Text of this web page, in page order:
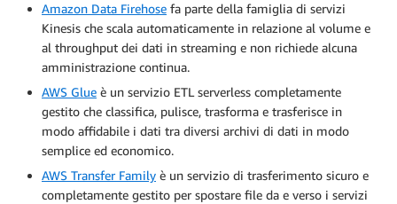
Amazon Data Firehose fa parte della famiglia di servizi
Kinesis che scala automaticamente in relazione al volume e
al throughput dei dati in streaming e non richiede alcuna
amministrazione continua.
AWS Glue è un servizio ETL serverless completamente
gestito che classifica, pulisce, trasforma e trasferisce in
modo affidabile i dati tra diversi archivi di dati in modo
semplice ed economico.
AWS Transfer Family è un servizio di trasferimento sicuro e
completamente gestito per spostare file da e verso i servizi